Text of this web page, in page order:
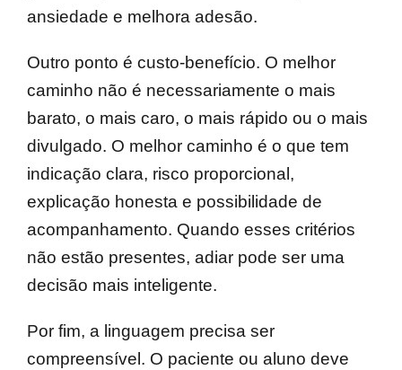
ansiedade e melhora adesão.
Outro ponto é custo-benefício. O melhor
caminho não é necessariamente o mais
barato, o mais caro, o mais rápido ou o mais
divulgado. O melhor caminho é o que tem
indicação clara, risco proporcional,
explicação honesta e possibilidade de
acompanhamento. Quando esses critérios
não estão presentes, adiar pode ser uma
decisão mais inteligente.
Por fim, a linguagem precisa ser
compreensível. O paciente ou aluno deve